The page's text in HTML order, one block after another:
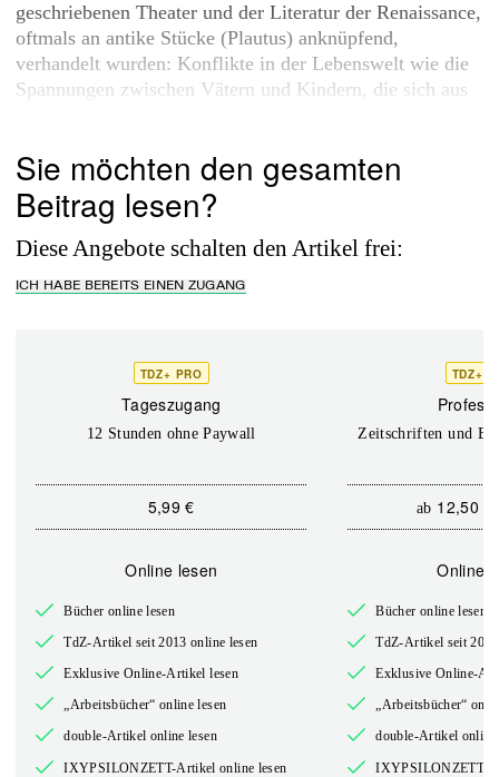
geschriebenen Theater und der Literatur der Renaissance,
oftmals an antike Stücke (Plautus) anknüpfend,
verhandelt wurden: Konflikte in der Lebenswelt wie die
Spannungen zwischen Vätern und Kindern, die sich aus
Sie möchten den gesamten
Beitrag lesen?
Diese Angebote schalten den Artikel frei:
ICH HABE BEREITS EINEN ZUGANG
TDZ+ PRO
Tageszugang
12 Stunden ohne Paywall
5,99 €
Online lesen
Bücher online lesen
TdZ-Artikel seit 2013 online lesen
Exklusive Online-Artikel lesen
„Arbeitsbücher“ online lesen
double-Artikel online lesen
IXYPSILONZETT-Artikel online lesen
TDZ+
Zeitschriften und
ab 12,50 €
Online
Bücher online lesen
TdZ-Artikel seit
Exklusive Online-
„Arbeitsbücher“
double-Artikel online
IXYPSILONZETT-